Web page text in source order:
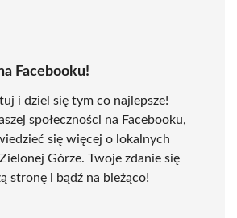
Facebooku!
i dziel się tym co najlepsze!
społeczności na Facebooku,
się więcej o lokalnych
Górze. Twoje zdanie się
stronę i bądź na bieżąco!